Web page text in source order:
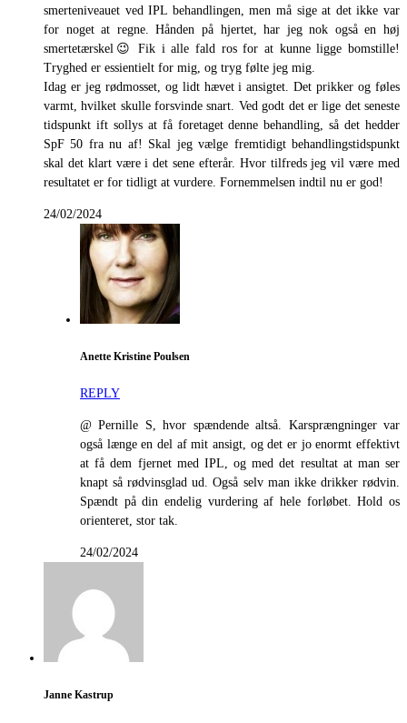
smerteniveauet ved IPL behandlingen, men må sige at det ikke var
for noget at regne. Hånden på hjertet, har jeg nok også en høj
smertetærskel😉 Fik i alle fald ros for at kunne ligge bomstille!
Tryghed er essientielt for mig, og tryg følte jeg mig.
Idag er jeg rødmosset, og lidt hævet i ansigtet. Det prikker og føles
varmt, hvilket skulle forsvinde snart. Ved godt det er lige det seneste
tidspunkt ift sollys at få foretaget denne behandling, så det hedder
SpF 50 fra nu af! Skal jeg vælge fremtidigt behandlingstidspunkt
skal det klart være i det sene efterår. Hvor tilfreds jeg vil være med
resultatet er for tidligt at vurdere. Fornemmelsen indtil nu er god!
24/02/2024
Anette Kristine Poulsen
REPLY
@ Pernille S, hvor spændende altså. Karsprængninger var
også længe en del af mit ansigt, og det er jo enormt effektivt
at få dem fjernet med IPL, og med det resultat at man ser
knapt så rødvinsglad ud. Også selv man ikke drikker rødvin.
Spændt på din endelig vurdering af hele forløbet. Hold os
orienteret, stor tak.
24/02/2024
Janne Kastrup